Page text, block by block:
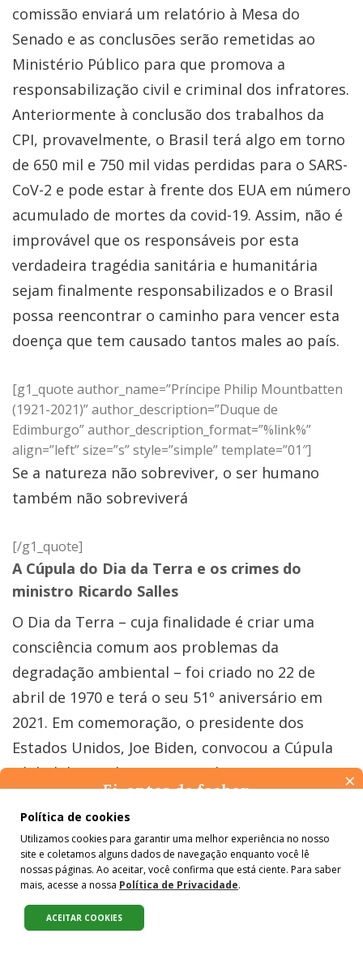
comissão enviará um relatório à Mesa do
Senado e as conclusões serão remetidas ao
Ministério Público para que promova a
responsabilização civil e criminal dos infratores.
Anteriormente à conclusão dos trabalhos da
CPI, provavelmente, o Brasil terá algo em torno
de 650 mil e 750 mil vidas perdidas para o SARS-
CoV-2 e pode estar à frente dos EUA em número
acumulado de mortes da covid-19. Assim, não é
improvável que os responsáveis por esta
verdadeira tragédia sanitária e humanitária
sejam finalmente responsabilizados e o Brasil
possa reencontrar o caminho para vencer esta
doença que tem causado tantos males ao país.
[g1_quote author_name=”Príncipe Philip Mountbatten
(1921-2021)” author_description=”Duque de
Edimburgo” author_description_format=”%link%”
align=”left” size=”s” style=”simple” template=”01″]
Se a natureza não sobreviver, o ser humano
também não sobreviverá
[/g1_quote]
A Cúpula do Dia da Terra e os crimes do
ministro Ricardo Salles
O Dia da Terra – cuja finalidade é criar uma
consciência comum aos problemas da
degradação ambiental – foi criado no 22 de
abril de 1970 e terá o seu 51º aniversário em
2021. Em comemoração, o presidente dos
Estados Unidos, Joe Biden, convocou a Cúpula
Global do Dia da Terra visando tornar a
O evento será realizado de forma virtual devido
às restrições da pandemia e será transmitido
Casa Branca, um dos principais objetivos da
Compartilhe:
Política de cookies
Utilizamos cookies para garantir uma melhor experiência no nosso
site e coletamos alguns dados de navegação enquanto você lê
nossas páginas. Ao aceitar, você confirma que está ciente. Para saber
mais, acesse a nossa Política de Privacidade.
ACEITAR COOKIES
×
Ei, antes de fechar…
Pense na importância de manter-se informado(a). Quer ter
colunistas e reportagens especiais? Receba a nossa newsletter.
É de graça :)